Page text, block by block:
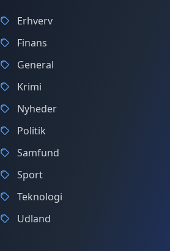
Erhverv
Finans
General
Krimi
Nyheder
Politik
Samfund
Sport
Teknologi
Udland